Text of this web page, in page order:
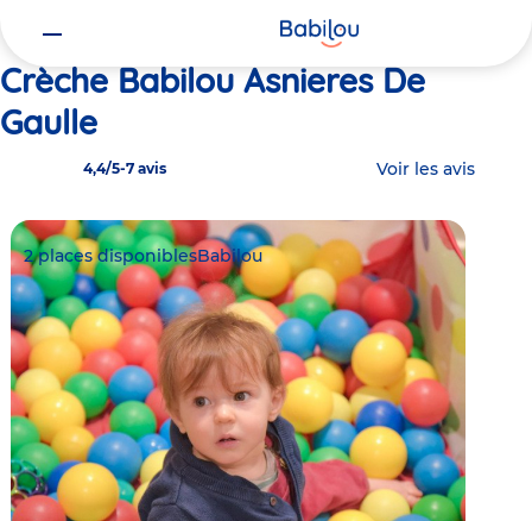
Crèche Babilou Asnieres De
Gaulle
4,4/5-7 avis Voir les avis
2 places disponiblesBabilou